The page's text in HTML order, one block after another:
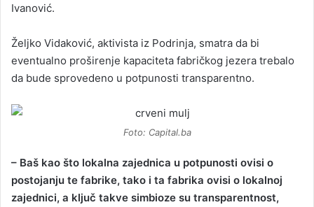
Ivanović.
Željko Vidaković, aktivista iz Podrinja, smatra da bi
eventualno proširenje kapaciteta fabričkog jezera trebalo
da bude sprovedeno u potpunosti transparentno.
Foto: Capital.ba
– Baš kao što lokalna zajednica u potpunosti ovisi o
postojanju te fabrike, tako i ta fabrika ovisi o lokalnoj
zajednici, a ključ takve simbioze su transparentnost,